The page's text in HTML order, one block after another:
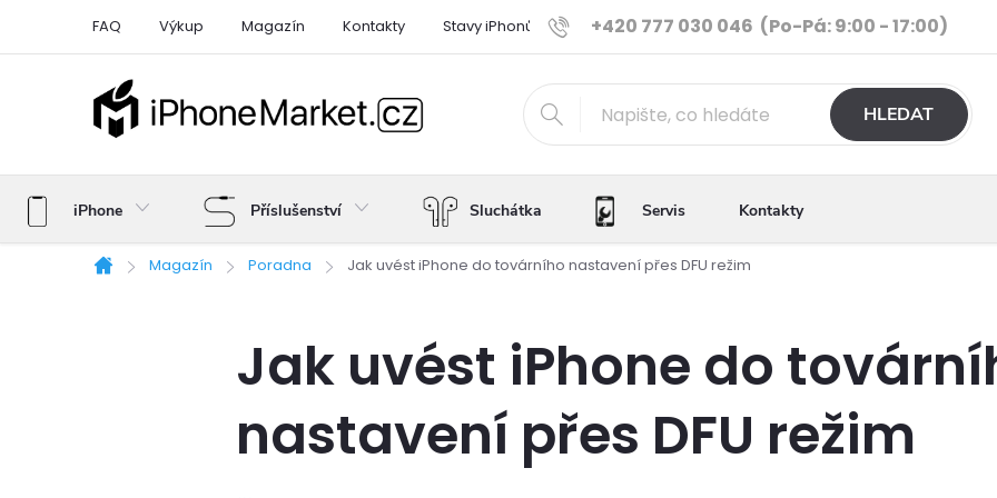
+420 777 030 046 (Po-Pá: 9:00 - 17:00)
FAQ Výkup Magazín Kontakty Stavy iPhonů Ověřené iPhony Výhody e-shopu Porovnání
HLEDAT
iPhone Příslušenství Sluchátka Servis Kontakty
Domů
Magazín Poradna Jak uvést iPhone do továrního nastavení přes DFU režim
Jak uvést iPhone do
nastavení přes DFU režim